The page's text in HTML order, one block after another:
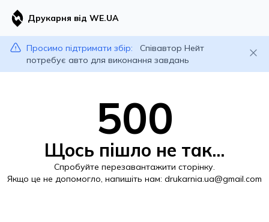
Друкарня від WE.UA
Просимо підтримати збір:
Співавтор Нейт
потребує авто для виконання завдань
500
Щось пішло не так...
Спробуйте перезавантажити сторінку.
Якщо це не допомогло, напишіть нам: drukarnia.ua@gmail.com